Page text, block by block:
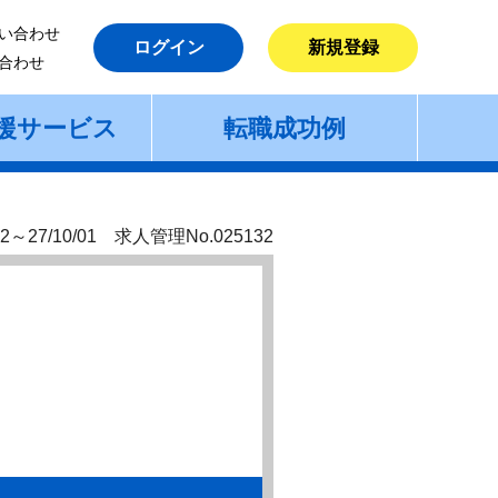
合わせ
わせ
ログイン 新規登録
サービス 転職成功例
～27/10/01 求人管理No.025132